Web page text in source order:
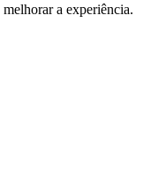
a experiência.